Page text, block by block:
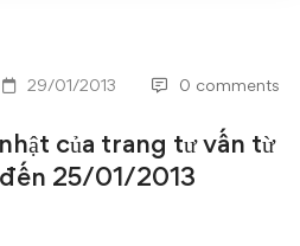
29/01/2013 0 comments
của trang tư vấn từ
25/01/2013